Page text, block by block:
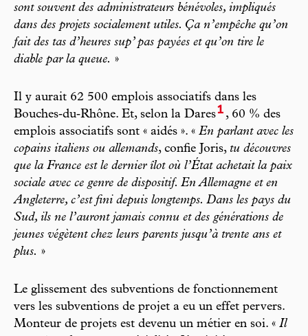
sont souvent des administrateurs bénévoles, impliqués
dans des projets socialement utiles. Ça n’empêche qu’on
fait des tas d’heures sup’ pas payées et qu’on tire le
diable par la queue. »
Il y aurait 62 500 emplois associatifs dans les
Bouches‑­du‑­Rhône. Et, selon la Dares1 , 60 % des
emplois associatifs sont « aidés ». « En parlant avec les
copains italiens ou allemands, confie Joris, tu découvres
que la France est le dernier îlot où l’État achetait la paix
sociale avec ce genre de dispositif. En Allemagne et en
Angleterre, c’est fini depuis longtemps. Dans les pays du
Sud, ils ne l’auront jamais connu et des générations de
jeunes végètent chez leurs parents jusqu’à trente ans et
plus. »
Le glissement des subventions de fonctionnement
vers les subventions de projet a eu un effet pervers.
Monteur de projets est devenu un métier en soi. « Il